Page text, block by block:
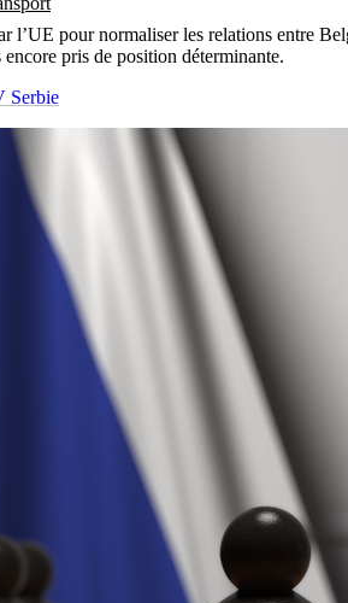
l’UE pour normaliser les relations entre
pris de position déterminante.
Serbie